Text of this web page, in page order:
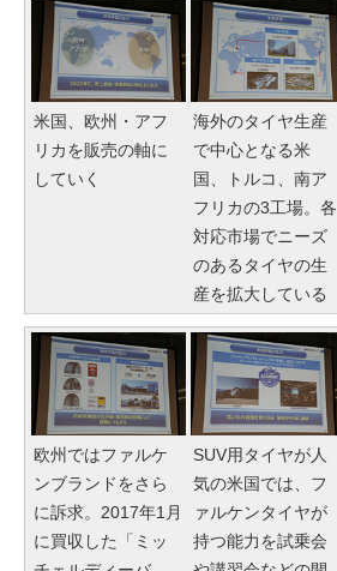
米国、欧州・アフ
リカを販売の軸に
していく
海外のタイヤ生産
で中心となる米
国、トルコ、南ア
フリカの3工場。各
対応市場でニーズ
のあるタイヤの生
産を拡大している
欧州ではファルケ
ンブランドをさら
に訴求。2017年1月
に買収した「ミッ
SUV用タイヤが人
気の米国では、フ
ァルケンタイヤが
持つ能力を試乗会